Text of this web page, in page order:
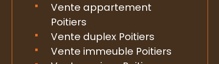
Vente appartement
Poitiers
Vente duplex Poitiers
Vente immeuble Poitiers